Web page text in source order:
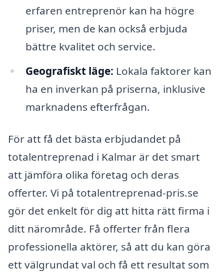
erfaren entreprenör kan ha högre
priser, men de kan också erbjuda
bättre kvalitet och service.
Geografiskt läge: Lokala faktorer kan
ha en inverkan på priserna, inklusive
marknadens efterfrågan.
För att få det bästa erbjudandet på
totalentreprenad i Kalmar är det smart
att jämföra olika företag och deras
offerter. Vi på totalentreprenad-pris.se
gör det enkelt för dig att hitta rätt firma i
ditt närområde. Få offerter från flera
professionella aktörer, så att du kan göra
ett välgrundat val och få ett resultat som